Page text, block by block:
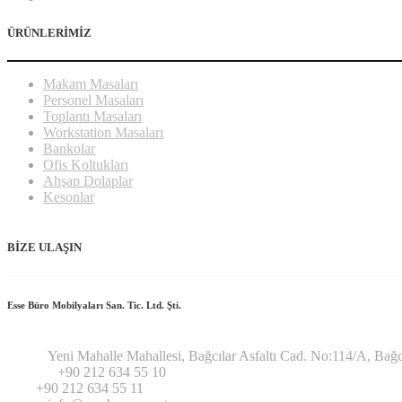
ÜRÜNLERİMİZ
Makam Masaları
Personel Masaları
Toplantı Masaları
Workstation Masaları
Bankolar
Ofis Koltukları
Ahşap Dolaplar
Kesonlar
BİZE ULAŞIN
Esse Büro Mobilyaları San. Tic. Ltd. Şti.
Yeni Mahalle Mahallesi, Bağcılar Asfaltı Cad. No:114/A,
+90 212 634 55 10
+90 212 634 55 11